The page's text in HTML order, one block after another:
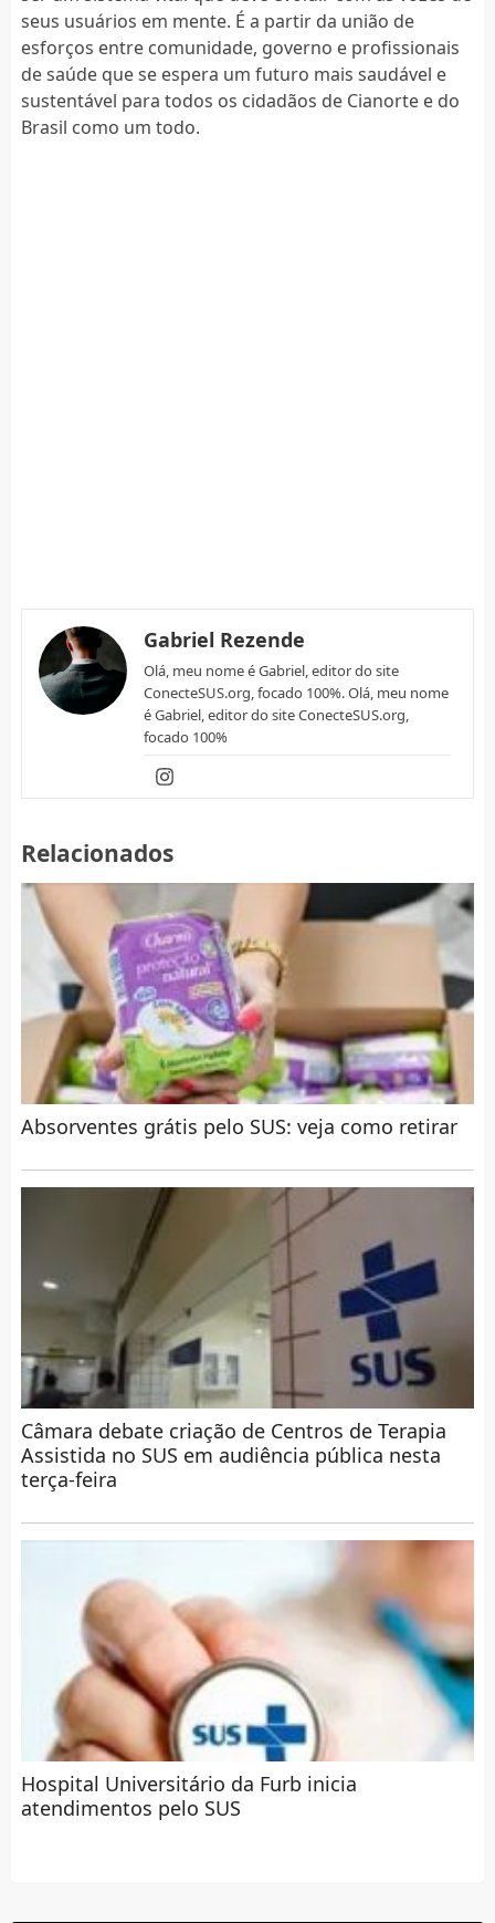
seus usuários em mente. É a partir da união de
esforços entre comunidade, governo e profissionais
de saúde que se espera um futuro mais saudável e
sustentável para todos os cidadãos de Cianorte e do
Brasil como um todo.
Gabriel Rezende
Olá, meu nome é Gabriel, editor do site
ConecteSUS.org, focado 100%. Olá, meu nome
é Gabriel, editor do site ConecteSUS.org,
focado 100%
Relacionados
Absorventes grátis pelo SUS: veja como retirar
Câmara debate criação de Centros de Terapia
Assistida no SUS em audiência pública nesta
terça-feira
Hospital Universitário da Furb inicia
atendimentos pelo SUS